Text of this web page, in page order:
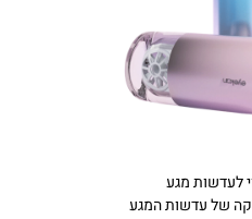
לעדשות מגע
של עדשות המגע